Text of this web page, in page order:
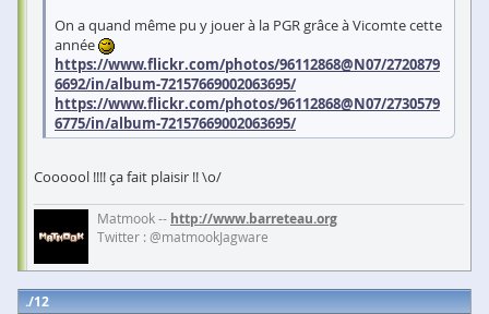
On a quand même pu y jouer à la PGR grâce à Vicomte cette
année
https://www.flickr.com/photos/96112868@N07/2720879
6692/in/album-72157669002063695/
https://www.flickr.com/photos/96112868@N07/2730579
6775/in/album-72157669002063695/
Coooool !!!! ça fait plaisir !! \o/
Matmook -- http://www.barreteau.org
Twitter : @matmookJagware
12